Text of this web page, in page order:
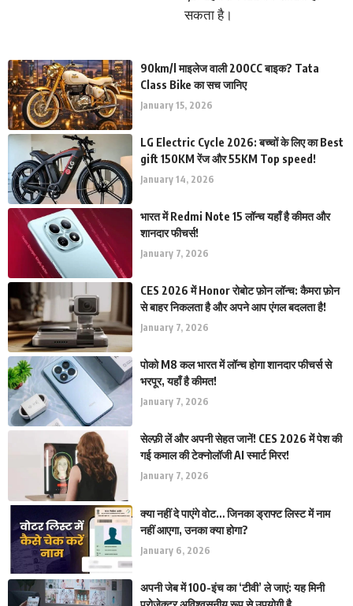
सकता है।
90km/l माइलेज वाली 200CC बाइक? Tata
Class Bike का सच जानिए
January 15, 2026
LG Electric Cycle 2026: बच्चों के लिए का Best
gift 150KM रेंज और 55KM Top speed!
January 14, 2026
भारत में Redmi Note 15 लॉन्च यहाँ है कीमत और
शानदार फीचर्स!
January 7, 2026
CES 2026 में Honor रोबोट फ़ोन लॉन्च: कैमरा फ़ोन
से बाहर निकलता है और अपने आप एंगल बदलता है!
January 7, 2026
पोको M8 कल भारत में लॉन्च होगा शानदार फीचर्स से
भरपूर, यहाँ है कीमत!
January 7, 2026
सेल्फ़ी लें और अपनी सेहत जानें! CES 2026 में पेश की
गई कमाल की टेक्नोलॉजी AI स्मार्ट मिरर!
January 7, 2026
क्या नहीं दे पाएंगे वोट… जिनका ड्राफ्ट लिस्ट में नाम
नहीं आएगा, उनका क्या होगा?
January 6, 2026
अपनी जेब में 100-इंच का ‘टीवी’ ले जाएं: यह मिनी